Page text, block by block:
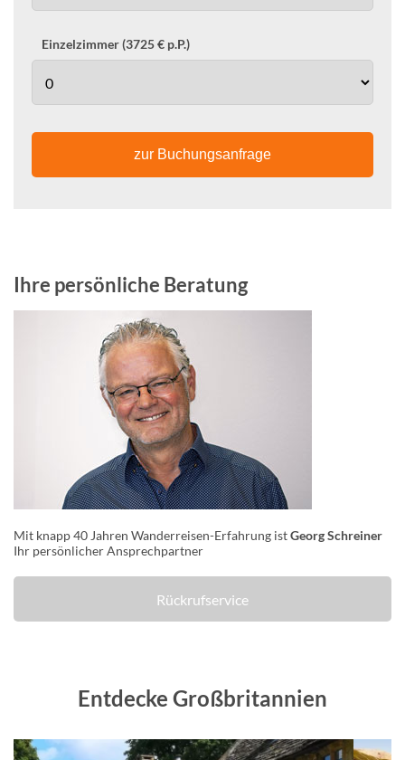
Einzelzimmer (3725 € p.P.)
zur Buchungsanfrage
Ihre persönliche Beratung
Mit knapp 40 Jahren Wanderreisen-Erfahrung istGeorg Schreiner
Ihr persönlicher Ansprechpartner
Rückrufservice
Entdecke Großbritannien